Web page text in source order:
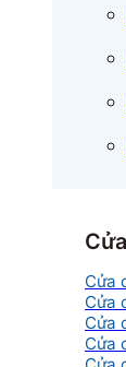
Cửa
Cửa
Cửa
Cửa